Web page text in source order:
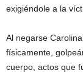
exigiéndole a la
Al negarse
físicamente,
cuerpo, actos que